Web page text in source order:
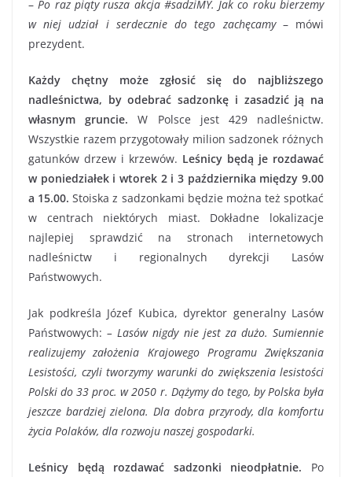
– Po raz piąty rusza akcja #sadziMY. Jak co roku bierzemy
w niej udział i serdecznie do tego zachęcamy– mówi
prezydent.
Każdy chętny może zgłosić się do najbliższego
nadleśnictwa, by odebrać sadzonkę i zasadzić ją na
własnym gruncie. W Polsce jest 429 nadleśnictw.
Wszystkie razem przygotowały milion sadzonek różnych
gatunków drzew i krzewów. Leśnicy będą je rozdawać
w poniedziałek i wtorek 2 i 3 października między 9.00
a 15.00.Stoiska z sadzonkami będzie można też spotkać
w centrach niektórych miast. Dokładne lokalizacje
najlepiej sprawdzić na stronach internetowych
nadleśnictw i regionalnych dyrekcji Lasów
Państwowych.
Jak podkreśla Józef Kubica, dyrektor generalny Lasów
Państwowych: – Lasów nigdy nie jest za dużo. Sumiennie
realizujemy założenia Krajowego Programu Zwiększania
Lesistości, czyli tworzymy warunki do zwiększenia lesistości
Polski do 33 proc. w 2050 r. Dążymy do tego, by Polska była
jeszcze bardziej zielona. Dla dobra przyrody, dla komfortu
życia Polaków, dla rozwoju naszej gospodarki.
Leśnicy będą rozdawać sadzonki nieodpłatnie. Po